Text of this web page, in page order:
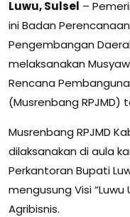
Luwu, Sulsel –
ini Badan
Pengembangan
melaksanakan
Rencana
(Musrenbang RPJMD)
Musrenbang RPJMD
dilaksanakan di aula
Perkantoran Bupati
mengusung Visi
Agribisnis.